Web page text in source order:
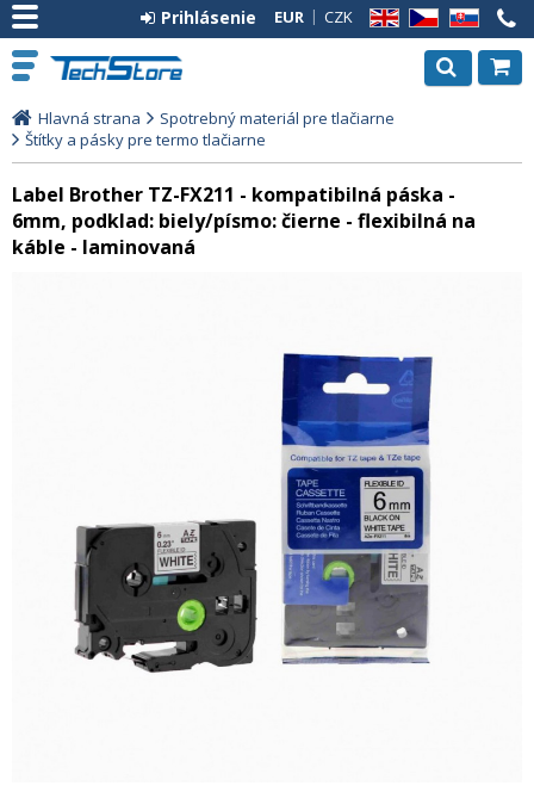
EN CZ SK
EUR CZK
Prihlásenie
Hlavná strana
Spotrebný materiál pre tlačiarne
Štítky a pásky pre termo tlačiarne
Label Brother TZ-FX211 - kompatibilná páska -
6mm, podklad: biely/písmo: čierne - flexibilná na
káble - laminovaná